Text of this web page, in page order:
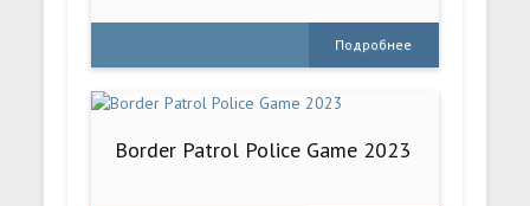
Подробнее
Border Patrol Police Game 2023